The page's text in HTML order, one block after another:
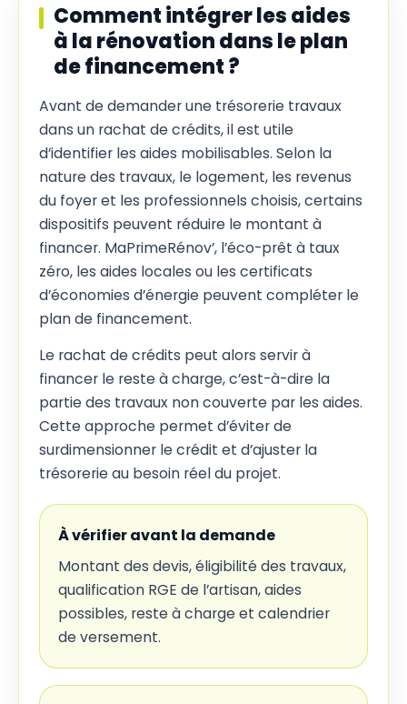
Comment intégrer les aides
à la rénovation dans le plan
de financement ?
Avant de demander une trésorerie travaux
dans un rachat de crédits, il est utile
d’identifier les aides mobilisables. Selon la
nature des travaux, le logement, les revenus
du foyer et les professionnels choisis, certains
dispositifs peuvent réduire le montant à
financer. MaPrimeRénov’, l’éco-prêt à taux
zéro, les aides locales ou les certificats
d’économies d’énergie peuvent compléter le
plan de financement.
Le rachat de crédits peut alors servir à
financer le reste à charge, c’est-à-dire la
partie des travaux non couverte par les aides.
Cette approche permet d’éviter de
surdimensionner le crédit et d’ajuster la
trésorerie au besoin réel du projet.
À vérifier avant la demande
Montant des devis, éligibilité des travaux,
qualification RGE de l’artisan, aides
possibles, reste à charge et calendrier
de versement.